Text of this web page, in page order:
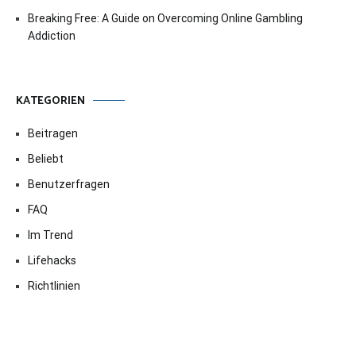
Breaking Free: A Guide on Overcoming Online Gambling
Addiction
KATEGORIEN
Beitragen
Beliebt
Benutzerfragen
FAQ
Im Trend
Lifehacks
Richtlinien